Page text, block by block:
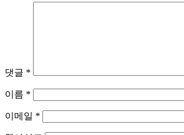
댓글 *
이름 *
이메일 *